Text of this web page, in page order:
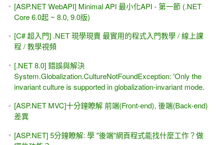
[ASP.NET WebAPI] Minimal API 最小化API - 第一節 (.NET
Core 6.0起 ~ 8.0, 9.0版)
[C# 超入門] .NET 現學現賣 最實用的程式入門教學 / 線上課
程 / 教學視頻
[.NET 8.0] 錯誤與解決
System.Globalization.CultureNotFoundException: 'Only the
invariant culture is supported in globalization-invariant mode.
[ASP.NET MVC]十分鐘瞭解 前端(Front-end), 後端(Back-end)
差異
[ASP.NET] 5分鐘瞭解: 學 "後端"網頁程式能找什麼工作？做